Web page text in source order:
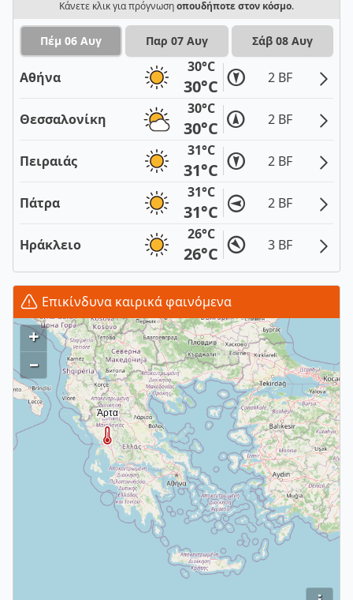
Κάνετε κλικ για πρόγνωσηοπουδήποτε στον κόσμο.
Πέμ 06 Αυγ Παρ 07 Αυγ Σάβ 08 Αυγ
Αθήνα
30°C
30°C 2 BF
Θεσσαλονίκη
30°C
30°C 2 BF
Πειραιάς
31°C
31°C 2 BF
Πάτρα
31°C
31°C 2 BF
Ηράκλειο
26°C
26°C 3 BF
Επικίνδυνα καιρικά φαινόμενα
+
–